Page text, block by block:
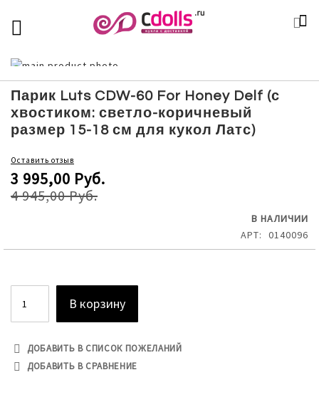
TO
CONTENT
Парик Luts CDW-60 For Honey Delf (с
хвостиком: светло-коричневый
размер 15-18 см для кукол Латс)
Оставить отзыв
3 995,00 Руб.
4 945,00 Руб.
В НАЛИЧИИ
АРТ
0140096
В корзину
ДОБАВИТЬ В СПИСОК ПОЖЕЛАНИЙ
ДОБАВИТЬ В СРАВНЕНИЕ
Skip
to
the
end
of
the
gallery
Skip
to
the
beginning
of
images
gallery